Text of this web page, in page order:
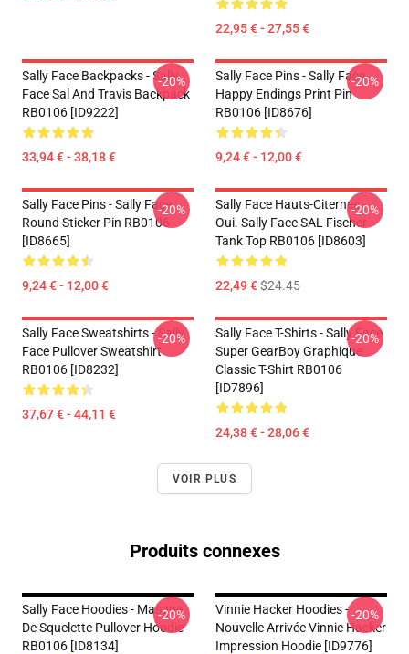
22,95 € - 27,55 €
Sally Face Backpacks - Sally
Face Sal And Travis Backpack
RB0106 [ID9222]
33,94 € - 38,18 €
-20%
Sally Face Pins - Sally Face
Happy Endings Print Pin
RB0106 [ID8676]
9,24 € - 12,00 €
-20%
Sally Face Pins - Sally Face
Round Sticker Pin RB0106
[ID8665]
9,24 € - 12,00 €
-20%
Sally Face Hauts-Citernes -
Oui. Sally Face SAL Fischer
Tank Top RB0106 [ID8603]
22,49 €$24.45
-20%
Sally Face Sweatshirts - Sally
Face Pullover Sweatshirt
RB0106 [ID8232]
37,67 € - 44,11 €
-20%
Sally Face T-Shirts - Sally Face
Super GearBoy Graphique
Classic T-Shirt RB0106
[ID7896]
24,38 € - 28,06 €
-20%
VOIR PLUS
Produits connexes
Sally Face Hoodies - Masque
De Squelette Pullover Hoodie
RB0106 [ID8134]
-20%
Vinnie Hacker Hoodies -
Nouvelle Arrivée Vinnie Hacker
Impression Hoodie [ID9776]
-20%